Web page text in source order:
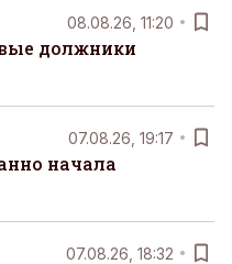
08.08.26, 11:20
должники
07.08.26, 19:17
начала
07.08.26, 18:32